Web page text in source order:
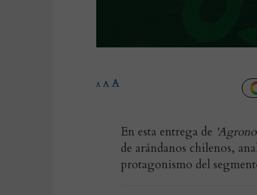
A A A
En esta entrega de
de arándanos chilenos,
protagonismo del